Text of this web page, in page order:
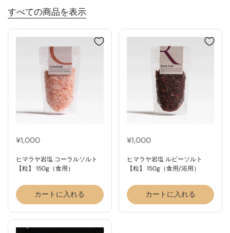
すべての商品を表示
¥1,000
ヒマラヤ岩塩 コーラルソルト
【粒】 150g（食用）
カートに入れる
¥1,000
ヒマラヤ岩塩 ルビーソルト
【粒】 150g（食用/浴用）
カートに入れる